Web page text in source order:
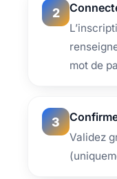
2
mot de
3
Validez